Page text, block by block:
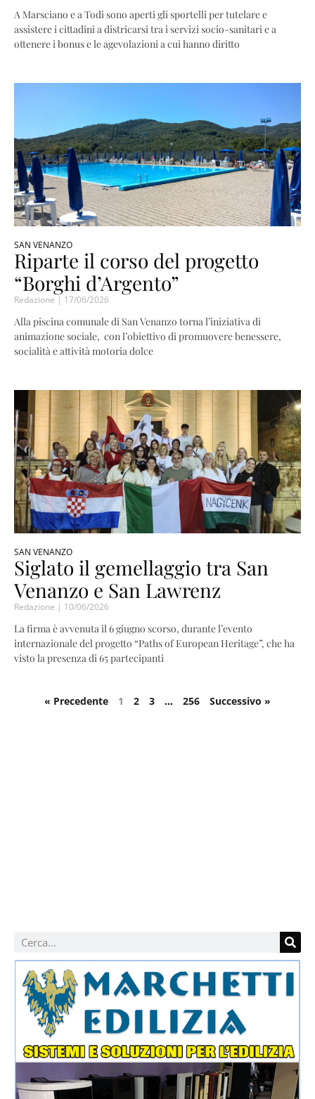
A Marsciano e a Todi sono aperti gli sportelli per tutelare e
assistere i cittadini a districarsi tra i servizi socio-sanitari e a
ottenere i bonus e le agevolazioni a cui hanno diritto
SAN VENANZO
Riparte il corso del progetto
“Borghi d’Argento”
Redazione 17/06/2026
Alla piscina comunale di San Venanzo torna l’iniziativa di
animazione sociale, con l’obiettivo di promuovere benessere,
socialità e attività motoria dolce
SAN VENANZO
Siglato il gemellaggio tra San
Venanzo e San Lawrenz
Redazione 10/06/2026
La firma è avvenuta il 6 giugno scorso, durante l’evento
internazionale del progetto “Paths of European Heritage”, che ha
visto la presenza di 65 partecipanti
« Precedente 1 2 3 … 256 Successivo »